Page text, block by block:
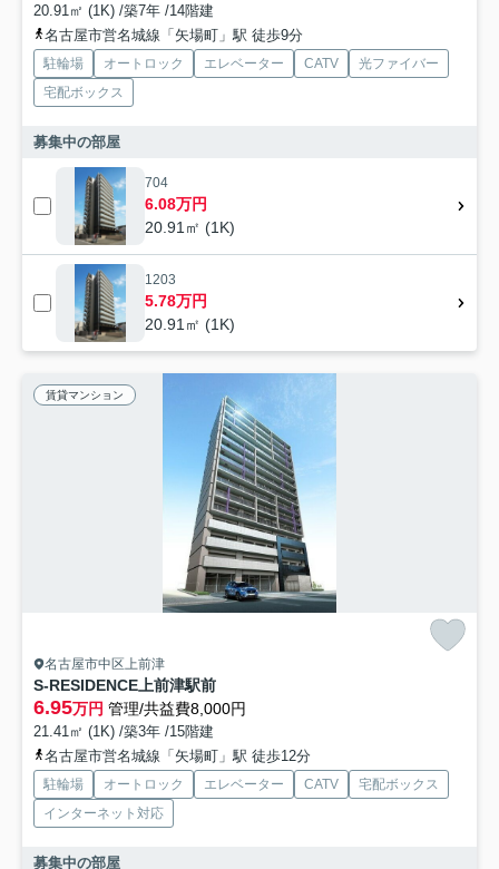
20.91㎡ (1K) /築7年 /14階建
名古屋市営名城線「矢場町」駅 徒歩9分
駐輪場 オートロック エレベーター CATV
光ファイバー
宅配ボックス
募集中の部屋
704
6.08万円
20.91㎡ (1K)
1203
5.78万円
20.91㎡ (1K)
賃貸マンション
名古屋市中区上前津
S-RESIDENCE上前津駅前
6.95万円 管理/共益費8,000円
21.41㎡ (1K) /築3年 /15階建
名古屋市営名城線「矢場町」駅 徒歩12分
駐輪場 オートロック エレベーター CATV
宅配ボックス
インターネット対応
募集中の部屋